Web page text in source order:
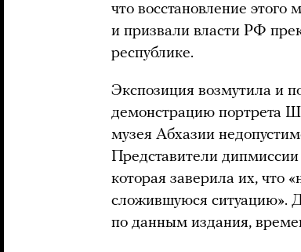
что восстановление этого
и призвали власти РФ
республике.
Экспозиция возмутила и
демонстрацию портрета
музея Абхазии
Представители
которая заверила их, что
сложившуюся ситуацию».
по данным издания,